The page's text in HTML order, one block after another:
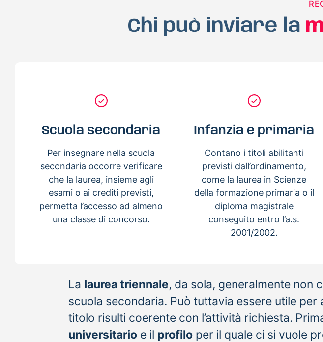
Chi può inviare la
Scuola secondaria
Per insegnare nella scuola
secondaria occorre verificare
che la laurea, insieme agli
esami o ai crediti previsti,
permetta l’accesso ad almeno
una classe di concorso.
Infanzia e primaria
Contano i titoli abilitanti
previsti dall’ordinamento,
come la laurea in Scienze
della formazione primaria o il
diploma magistrale
conseguito entro l’a.s.
2001/2002.
La laurea triennale, da sola, generalmente non
scuola secondaria. Può tuttavia essere utile
titolo risulti coerente con l’attività richiesta.
universitario e il profilo per il quale ci si vuole